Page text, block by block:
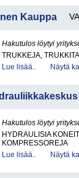
Kauppa
Hakutulos löytyi
TRUKKEJA,
Lue lisää..
Näytä
Hakutulos löytyi
HYDRAULISIA
KOMPRESSOREJA
Lue lisää..
Näytä